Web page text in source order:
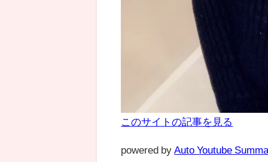
このサイトの記事を見る
powered by Auto Youtube